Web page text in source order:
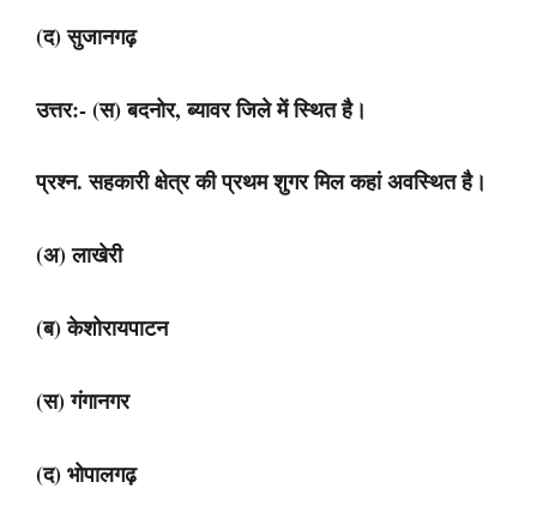
(द) सुजानगढ़
उत्तर:- (स) बदनोर, ब्यावर जिले में स्थित है।
प्रश्न. सहकारी क्षेत्र की प्रथम शुगर मिल कहां अवस्थित है।
(अ) लाखेरी
(ब) केशोरायपाटन
(स) गंगानगर
(द) भोपालगढ़